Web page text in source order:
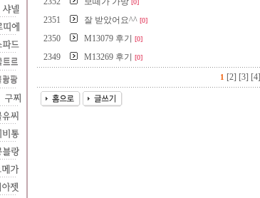
[0]
2351
잘 받았어요^^ [0]
2350
M13079 후기 [0]
2349
M13269 후기 [0]
1 [2] [3] [4]